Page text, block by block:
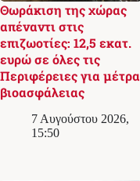
Θωράκιση της χώρας
απέναντι στις
επιζωοτίες: 12,5 εκατ.
ευρώ σε όλες τις
Περιφέρειες για μέτρα
βιοασφάλειας
7 Αυγούστου 2026,
15:50